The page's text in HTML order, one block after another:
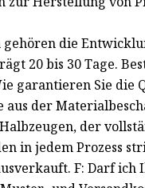
die
20 bis 30 Tage.
garantieren Sie die
der
der
in jedem Prozess
F: Darf ich